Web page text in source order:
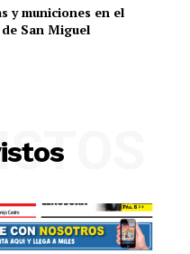
y municiones en el
San Miguel